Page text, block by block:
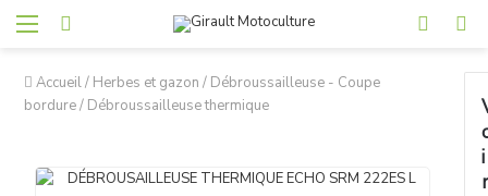
Accueil/ Herbes et gazon / Débroussailleuse - Coupe
bordure/ Débroussailleuse thermique
i
r